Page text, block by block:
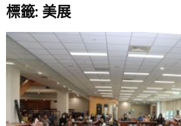
標籤: 美展